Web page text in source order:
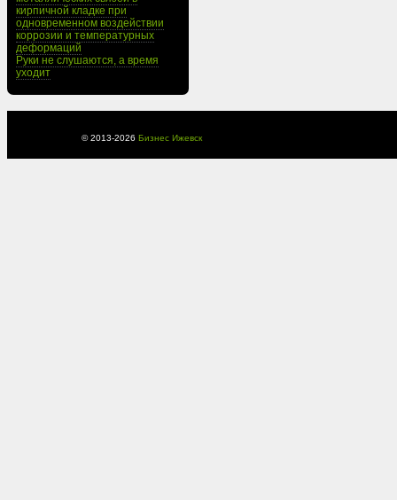
кирпичной кладке при
одновременном воздействии
коррозии и температурных
деформаций
Руки не слушаются, а время
уходит
© 2013-2026 Бизнес Ижевск